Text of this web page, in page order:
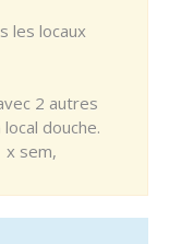
les locaux
2 autres
douche.
x sem,